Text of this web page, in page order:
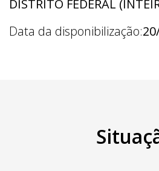
DISTRITO FEDERAL
Data da disponibilização: